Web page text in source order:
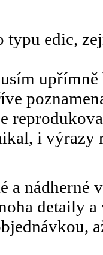
typu edic,
i výrazy
a
detaily